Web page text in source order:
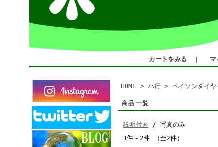
カートをみる ｜ マ
HOME > ハ行 > ペイソンダイヤ
商品一覧
説明付き
/ 写真のみ
1件～2件 （全2件）